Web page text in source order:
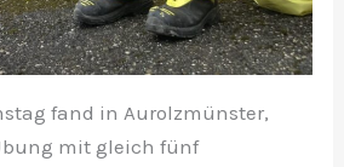
fand in Aurolzmünster,
mit gleich fünf